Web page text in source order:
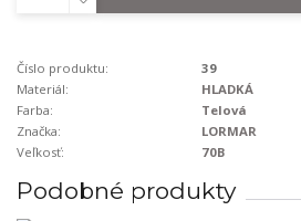
Číslo produktu:
39
Materiál:
HLADKÁ
Farba:
Telová
Značka:
LORMAR
Veľkosť:
70B
Podobné produkty